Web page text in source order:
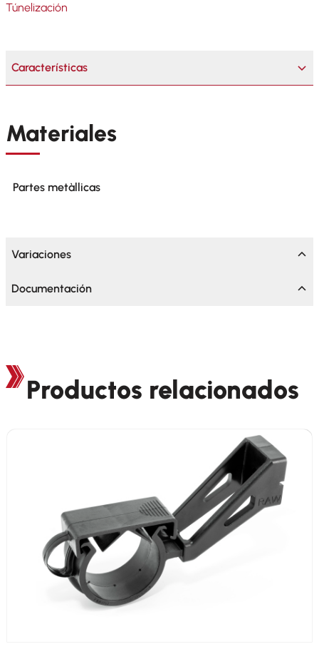
Túnelización
Características
Materiales
Partes metàllicas
Variaciones
Documentación
Productos relacionados